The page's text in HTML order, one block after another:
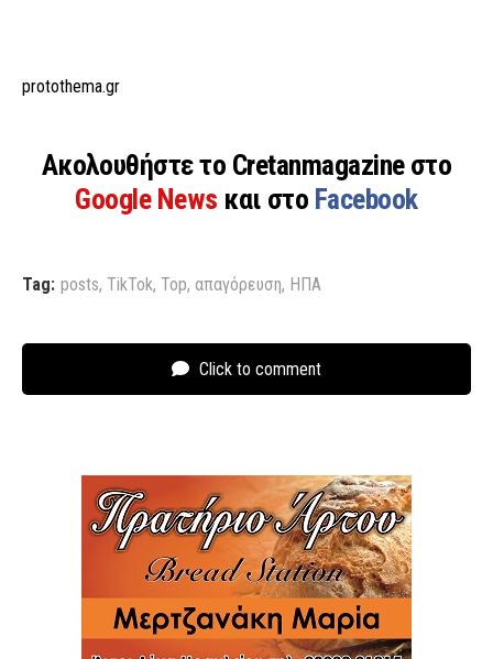
protothema.gr
Ακολουθήστε το Cretanmagazine στο
Google News και στο Facebook
Tag: posts, TikTok, Top, απαγόρευση, ΗΠΑ
Click to comment